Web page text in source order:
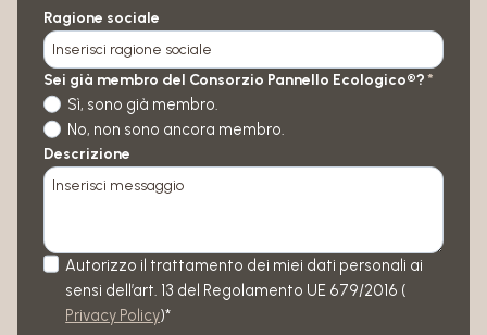
Ragione sociale
Sei già membro del Consorzio Pannello Ecologico®?*
Sì, sono già membro.
No, non sono ancora membro.
Descrizione
Autorizzo il trattamento dei miei dati personali ai
sensi dell’art. 13 del Regolamento UE 679/2016 (
Privacy Policy)*